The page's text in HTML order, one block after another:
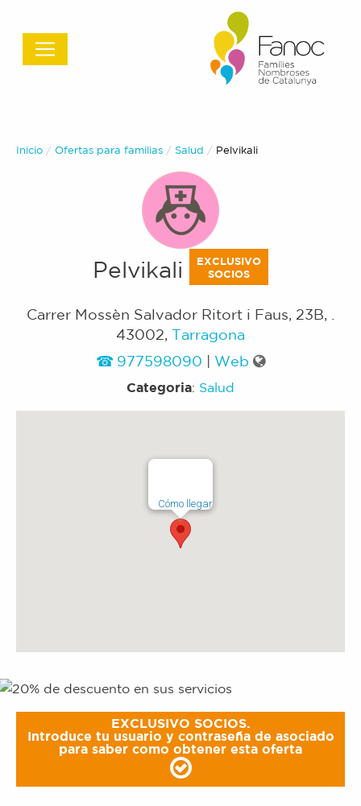
Inicio Ofertas para familias Salud Actual:
Pelvikali
Pelvikali
EXCLUSIVO
SOCIOS
Carrer Mossèn Salvador Ritort i Faus, 23B,
43002 Tarragona
977598090 | Web
Categoria: Salud
Cómo llegar
EXCLUSIVO SOCIOS.
Introduce tu usuario y contraseña de asociado
para saber como obtener esta oferta